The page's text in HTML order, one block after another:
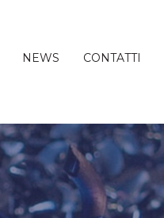
NEWS CONTATTI